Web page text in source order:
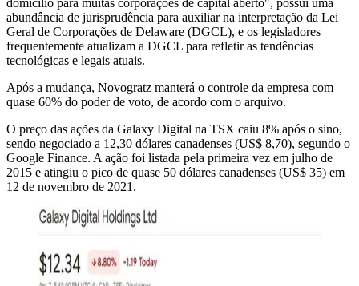
abundância de jurisprudência para auxiliar na interpretação da Lei
Geral de Corporações de Delaware (DGCL), e os legisladores
frequentemente atualizam a DGCL para refletir as tendências
tecnológicas e legais atuais.
Após a mudança, Novogratz manterá o controle da empresa com
quase 60% do poder de voto, de acordo com o arquivo.
O preço das ações da Galaxy Digital na TSX caiu 8% após o sino,
sendo negociado a 12,30 dólares canadenses (US$ 8,70), segundo o
Google Finance. A ação foi listada pela primeira vez em julho de
2015 e atingiu o pico de quase 50 dólares canadenses (US$ 35) em
12 de novembro de 2021.